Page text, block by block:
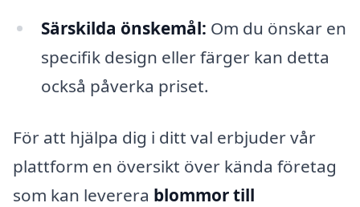
Särskilda önskemål: Om du önskar en
specifik design eller färger kan detta
också påverka priset.
För att hjälpa dig i ditt val erbjuder vår
plattform en översikt över kända företag
som kan leverera blommor till